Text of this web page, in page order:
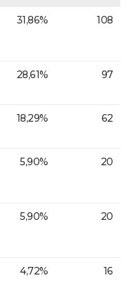
31,86% 108
28,61% 97
18,29% 62
5,90% 20
5,90% 20
4,72% 16